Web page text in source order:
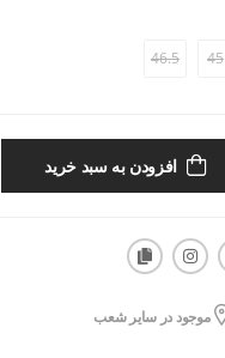
45
46.5
افزودن به سبد خرید
موجود در سایر شعب